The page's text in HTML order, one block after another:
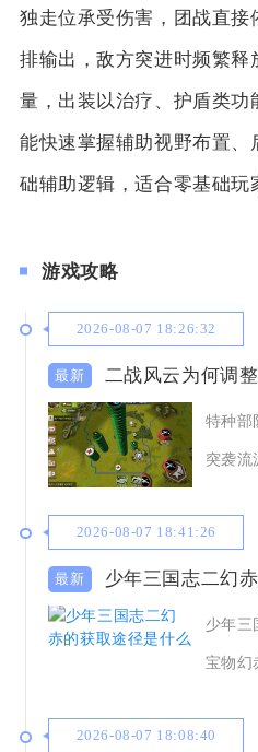
独走位承受伤害，团战直
排输出，敌方突进时频繁释
量，出装以治疗、护盾类
能快速掌握辅助视野布置、
础辅助逻辑，适合零基础玩
游戏攻略
2026-08-07 18:26:32
二战风云为何调
特种部
突袭流
2026-08-07 18:41:26
少年三国志二幻
少年三
宝物幻
2026-08-07 18:08:40